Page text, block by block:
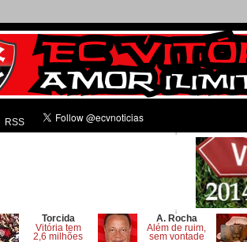
RSS
Torcida
Vitória tem
2,6 milhões
A. Rocha
Além de ruim,
sem vontade